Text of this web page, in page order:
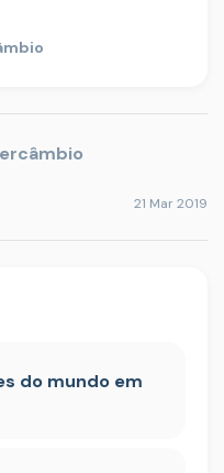
21 Mar 2019
do mundo em